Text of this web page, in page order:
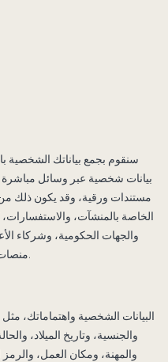
سنقوم بجمع بياناتك الشخصية
بيانات شخصية عبر وسائل مباشرة
مستندات ورقية، وقد يكون ذلك
والجهات الحكومية، وشركاء
منصات التواصل المفتوحة أو تطبيقات الدردشة.
والجنسية، وتاريخ الميلاد،
والمهنة، ومكان العمل، والرمز